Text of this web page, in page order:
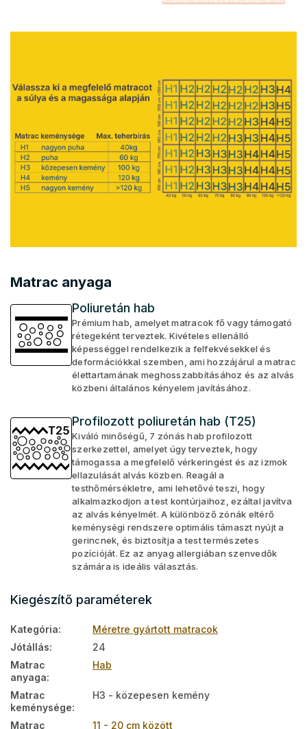
Matrac anyaga
Poliuretán hab
Prémium hab, amelyet matracok fő vagy támogató
rétegeként terveztek. Kivételes ellenálló
képességgel rendelkezik a felfekvésekkel és
deformációkkal szemben, ami hozzájárul a matrac
élettartamának meghosszabbításához és az alvás
közbeni általános kényelem javításához.
Profilozott poliuretán hab (T25)
Kiváló minőségű, 7 zónás hab profilozott
szerkezettel, amelyet úgy terveztek, hogy
támogassa a megfelelő vérkeringést és az izmok
ellazulását alvás közben. Reagál a
testhőmérsékletre, ami lehetővé teszi, hogy
alkalmazkodjon a test kontúrjaihoz, ezáltal javítva
az alvás kényelmét. A különböző zónák eltérő
keménységi rendszere optimális támaszt nyújt a
gerincnek, és biztosítja a test természetes
pozícióját. Ez az anyag allergiában szenvedők
számára is ideális választás.
Kiegészítő paraméterek
Kategória:
Méretre gyártott matracok
Jótállás:
24
Matrac
anyaga:
Hab
Matrac
keménysége:
H3 - közepesen kemény
Matrac 11 - 20 cm között